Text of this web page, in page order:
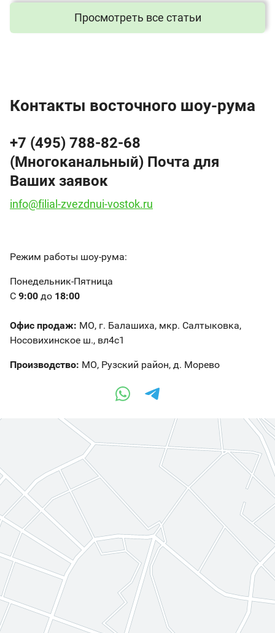
Просмотреть все статьи
Контакты восточного шоу-рума
+7 (495) 788-82-68
(Многоканальный) Почта для
Ваших заявок
info@filial-zvezdnui-vostok.ru
Режим работы шоу-рума:
Понедельник-Пятница
C 9:00 до 18:00
Офис продаж: МО, г. Балашиха, мкр. Салтыковка,
Носовихинское ш., вл4с1
Производство: МО, Рузский район, д. Морево